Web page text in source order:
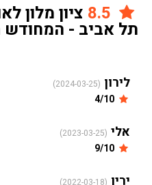
ציון מלון
תל אביב - המחודש מ-16 חוות
לירון (2024-03-25)
אלי (2023-03-25)
ירין (2022-03-18)